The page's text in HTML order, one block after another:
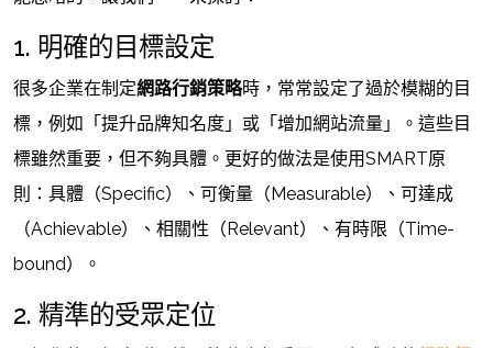
1. 明確的目標設定
很多企業在制定網路行銷策略時，常常設定了過於模糊的目
標，例如「提升品牌知名度」或「增加網站流量」。這些目
標雖然重要，但不夠具體。更好的做法是使用SMART原
則：具體（Specific）、可衡量（Measurable）、可達成
（Achievable）、相關性（Relevant）、有時限（Time-
bound）。
2. 精準的受眾定位